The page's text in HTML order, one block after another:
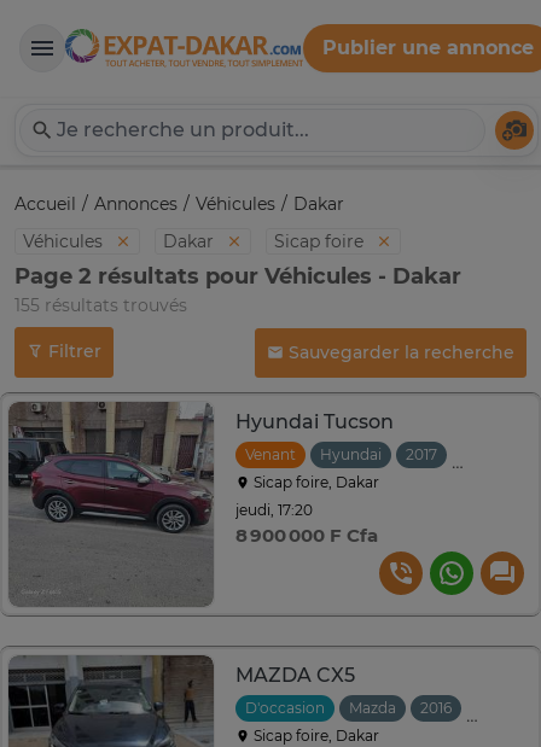
Expat-Dakar
Publier une annonce
Accueil Annonces Véhicules
Dakar
Véhicules
Dakar Sicap foire
Page 2 résultats pour Véhicules - Dakar
155 résultats trouvés
Filtrer Sauvegarder la recherche
Hyundai Tucson
Venant Hyundai 2017
Sicap foire, Dakar
jeudi, 17:20
8 900 000 F Cfa
MAZDA CX5
D'occasion Mazda 2016
Sicap foire, Dakar